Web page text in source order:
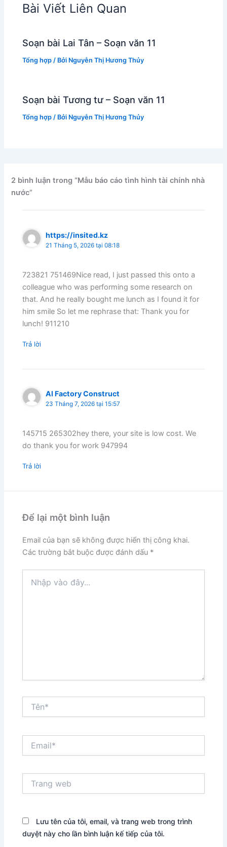
Bài Viết Liên Quan
Soạn bài Lai Tân – Soạn văn 11
Tổng hợp / Bởi Nguyễn Thị Hương Thủy
Soạn bài Tương tư – Soạn văn 11
Tổng hợp / Bởi Nguyễn Thị Hương Thủy
2 bình luận trong “Mẫu báo cáo tình hình tài chính nhà
nước”
https://insited.kz
21 Tháng 5, 2026 tại 08:18
723821 751469Nice read, I just passed this onto a
colleague who was performing some research on
that. And he really bought me lunch as I found it for
him smile So let me rephrase that: Thank you for
lunch! 911210
Trả lời
AI Factory Construct
23 Tháng 7, 2026 tại 15:57
145715 265302hey there, your site is low cost. We
do thank you for work 947994
Trả lời
Để lại một bình luận
Email của bạn sẽ không được hiển thị công khai.
Các trường bắt buộc được đánh dấu *
vào
web
Lưu tên của tôi, email, và trang web trong trình
duyệt này cho lần bình luận kế tiếp của tôi.